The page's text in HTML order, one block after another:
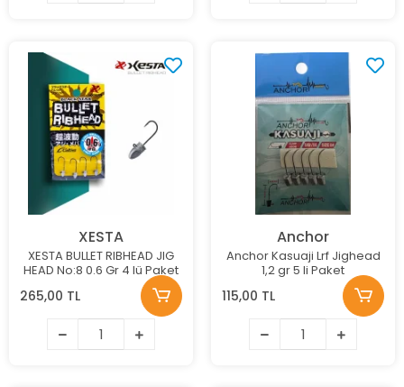
XESTA
XESTA BULLET RIBHEAD JIG
HEAD No:8 0.6 Gr 4 lü Paket
265,00 TL
Anchor
Anchor Kasuaji Lrf Jighead
1,2 gr 5 li Paket
115,00 TL